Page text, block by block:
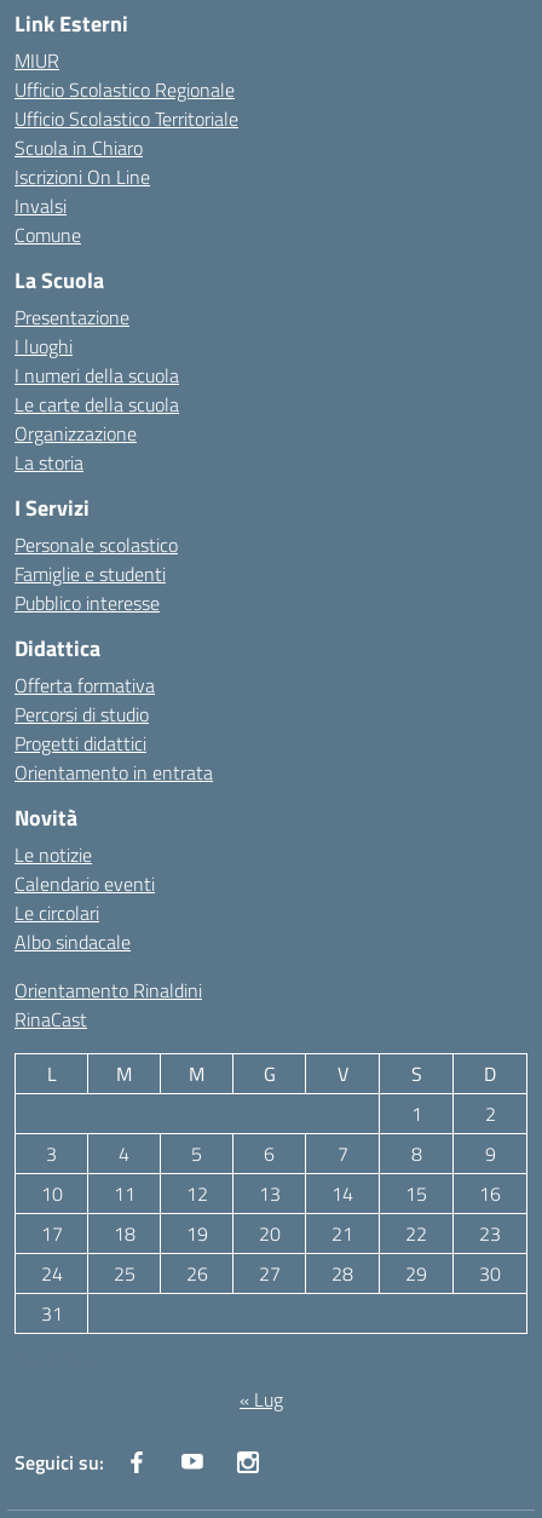
Link Esterni
MIUR
Ufficio Scolastico Regionale
Ufficio Scolastico Territoriale
Scuola in Chiaro
Iscrizioni On Line
Invalsi
Comune
La Scuola
Presentazione
I luoghi
I numeri della scuola
Le carte della scuola
Organizzazione
La storia
I Servizi
Personale scolastico
Famiglie e studenti
Pubblico interesse
Didattica
Offerta formativa
Percorsi di studio
Progetti didattici
Orientamento in entrata
Novità
Le notizie
Calendario eventi
Le circolari
Albo sindacale
Orientamento Rinaldini
RinaCast
L M M G V S
D
1
2
3
4 5 6 7 8
9
10
11 12 13 14 15
16
17
18 19 20 21 22
23
24
25 26 27 28 29
30
31
« Lug
Seguici su: